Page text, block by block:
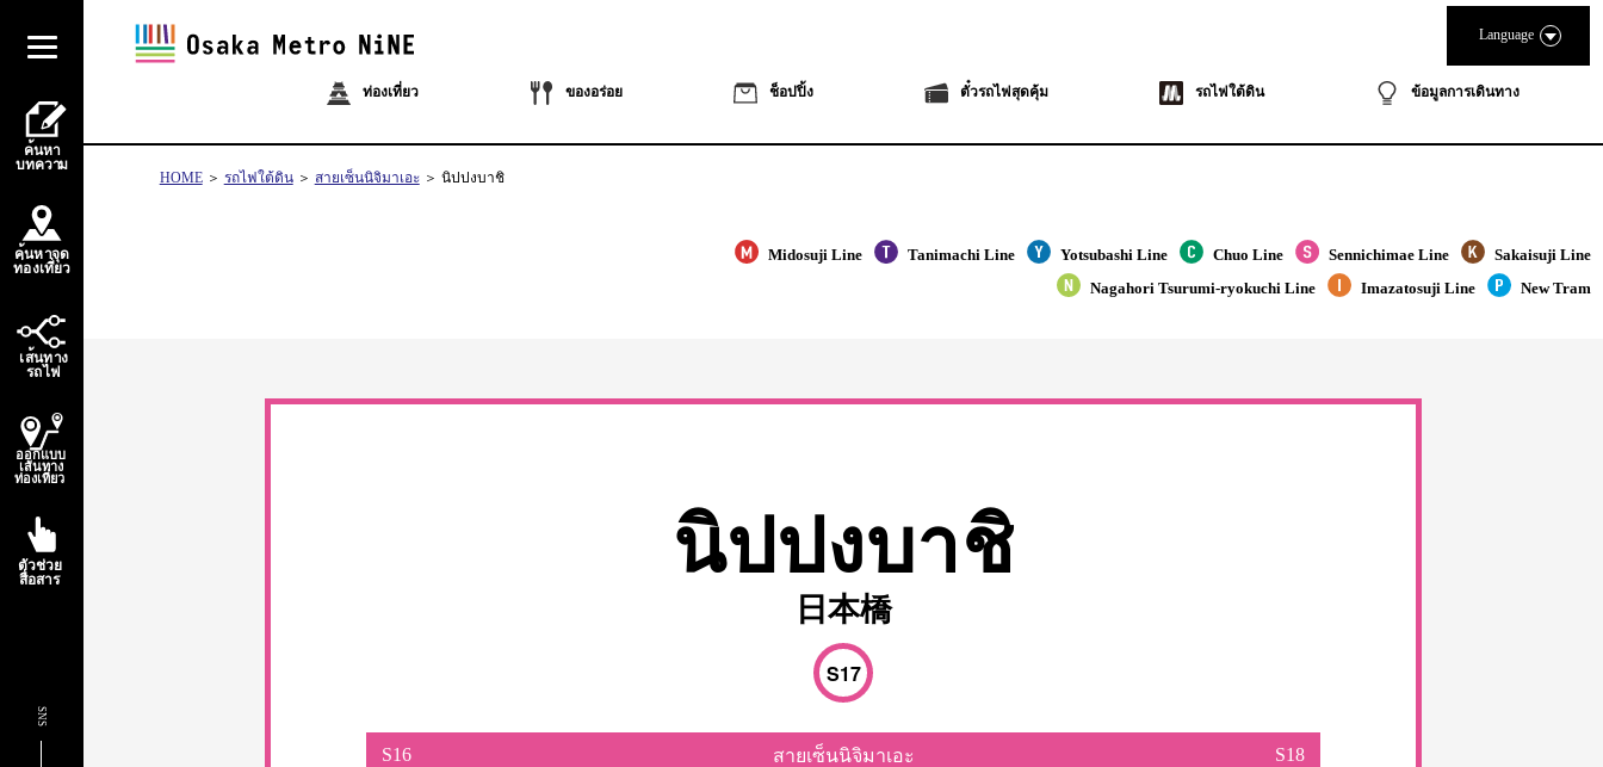
ท่องเที่ยว ของอร่อย ช็อปปิ้ง ตั๋วรถไฟสุดคุ้ม รถไฟใต้ดิน ข้อมูลการเดินทาง
Language
ค้นหา
บทความ
ค้นหาจุด
ท่องเท
ี่ยว
เส้นทาง
รถไฟ
ออกแบบ
เส้นทาง
ท่องเที่ยว
ตัวช่วย
สื่อสาร
SNS
HOME รถไฟใต้ดิน สายเซ็นนิจิมาเอะ นิปปงบาชิ
Midosuji Line Tanimachi Line Yotsubashi Line Chuo Line Sennichimae Line
Sakaisuji Line
Nagahori Tsurumi-ryokuchi Line
Imazatosuji Line New Tram
นิปปงบาชิ
日本橋
S17
S16 สายเซ็นนิจิมาเอะ
S18